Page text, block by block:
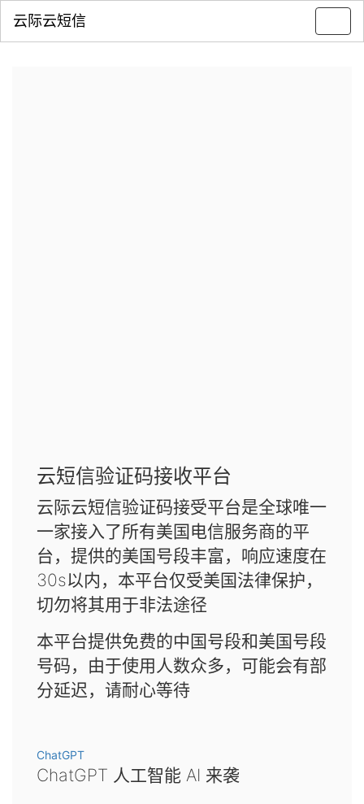
云际云短信
云短信验证码接收平台
云际云短信验证码接受平台是全球唯一
一家接入了所有美国电信服务商的平
台，提供的美国号段丰富，响应速度在
30s以内，本平台仅受美国法律保护，
切勿将其用于非法途径
本平台提供免费的中国号段和美国号段
号码，由于使用人数众多，可能会有部
分延迟，请耐心等待
ChatGPT
ChatGPT 人工智能 AI 来袭